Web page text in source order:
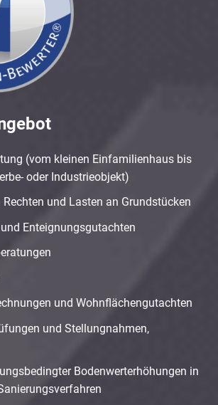
(vom kleinen Einfamilienhaus bis
oder Industrieobjekt)
Rechten und Lasten an Grundstücken
Enteignungsgutachten
und Wohnflächengutachten
und Stellungnahmen,
Bodenwerterhöhungen in